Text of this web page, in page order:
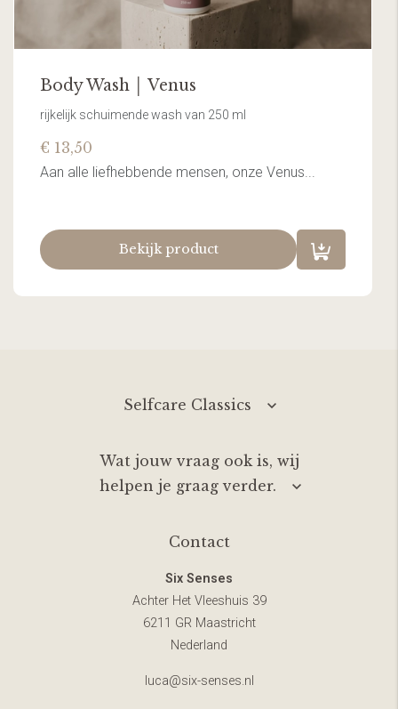
Body Wash │ Venus
rijkelijk schuimende wash van 250 ml
€ 13,50
Aan alle liefhebbende mensen, onze Venus...
Bekijk product
Selfcare Classics
Wat jouw vraag ook is, wij
helpen je graag verder.
Contact
Six Senses
Achter Het Vleeshuis 39
6211 GR Maastricht
Nederland
luca@six-senses.nl